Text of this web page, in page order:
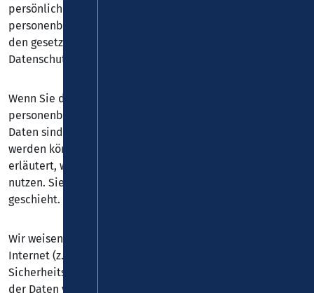
persönlichen Daten sehr ernst. Wir behandeln Ihre
personenbezogenen Daten vertraulich und entsprechend
den gesetzlichen Datenschutzvorschriften sowie dieser
Datenschutzerklärung.
Wenn Sie diese Website benutzen, werden verschiedene
personenbezogene Daten erhoben. Personenbezogene
Daten sind Daten, mit denen Sie persönlich identifiziert
werden können. Die vorliegende Datenschutzerklärung
erläutert, welche Daten wir erheben und wofür wir sie
nutzen. Sie erläutert auch, wie und zu welchem Zweck das
geschieht.
Wir weisen darauf hin, dass die Datenübertragung im
Internet (z. B. bei der Kommunikation per E-Mail)
Sicherheitslücken aufweisen kann. Ein lückenloser Schutz
der Daten vor dem Zugriff durch Dritte ist nicht möglich.